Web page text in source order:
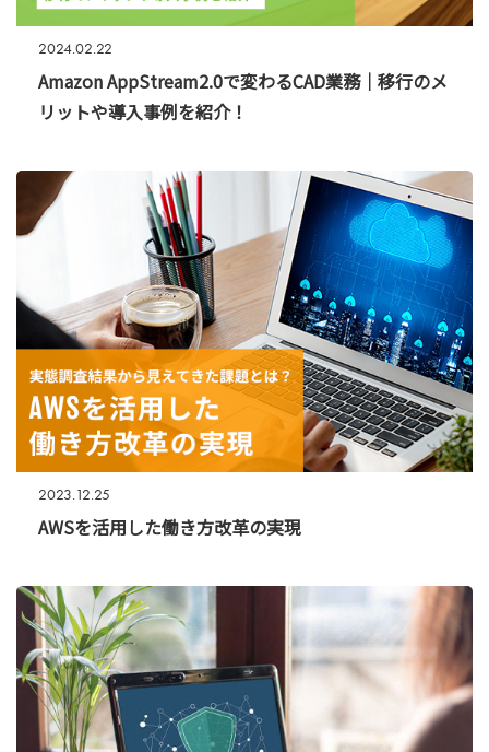
2024.02.22
Amazon AppStream2.0で変わるCAD業務｜移行のメ
リットや導入事例を紹介！
2023.12.25
AWSを活用した働き方改革の実現